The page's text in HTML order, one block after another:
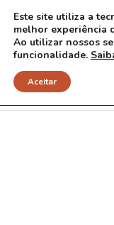
Arquivo
Este site utiliza a
melhor experiência
Ao utilizar nossos
funcionalidade.
Aceitar